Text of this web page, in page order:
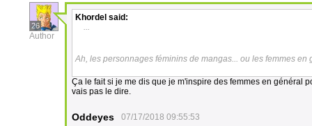
26
Author
Khordel said:
...
Ah, les personnages féminins de mangas... ou les femmes en
Ça le fait si je me dis que je m'inspire des femmes en général
vais pas le dire.
Oddeyes 07/17/2018 09:55:53